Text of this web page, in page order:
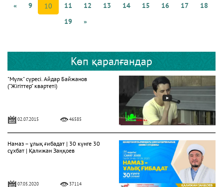
« 9 10 11 12 13 14 15 16 17
18
19
»
Көп қаралғандар
"Мүлк" сүресі. Айдар Байжанов
("Жігіттер" квартеті)
02.07.2015 46585
Намаз – ұлық ғибадат | 30 күнге 30
сұхбат | Қалижан Заңқоев
07.05.2020 37114